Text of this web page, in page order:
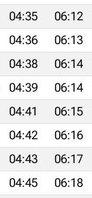
04:35 06:12
04:36 06:13
04:38 06:14
04:39 06:14
04:41 06:15
04:42 06:16
04:43 06:17
04:45 06:18